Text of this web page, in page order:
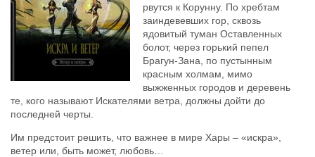
рвутся к Корунну. По хребтам
заиндевевших гор, сквозь
ядовитый туман Оставленных
болот, через горький пепел
Брагун-Зана, по пустынным
красным холмам, мимо
выжженных городов и деревень
те, кого называют Искателями ветра, должны дойти до
последней черты.
Им предстоит решить, что важнее в мире Хары – «искра»,
ветер или, быть может, любовь…